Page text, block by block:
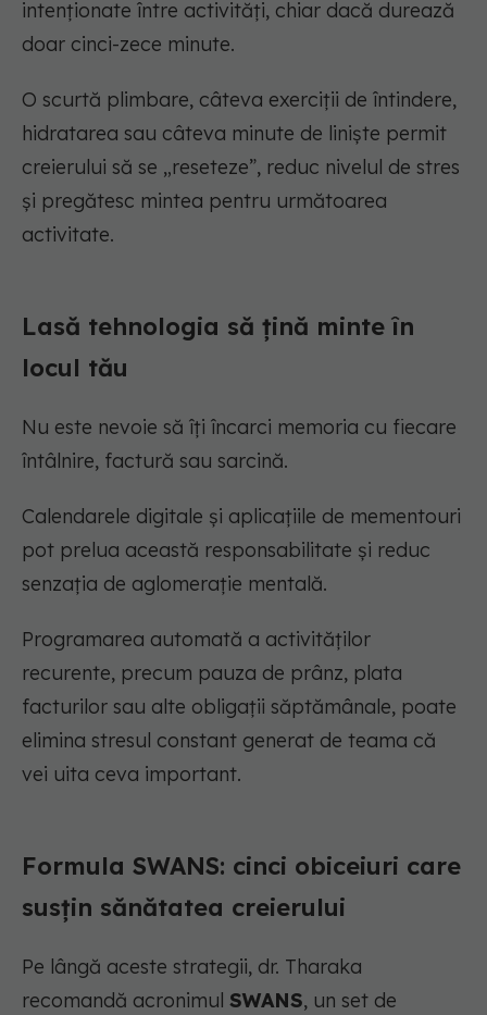
intenționate între activități, chiar dacă durează
doar cinci-zece minute.
O scurtă plimbare, câteva exerciții de întindere,
hidratarea sau câteva minute de liniște permit
creierului să se „reseteze”, reduc nivelul de stres
și pregătesc mintea pentru următoarea
activitate.
Lasă tehnologia să țină minte în
locul tău
Nu este nevoie să îți încarci memoria cu fiecare
întâlnire, factură sau sarcină.
Calendarele digitale și aplicațiile de mementouri
pot prelua această responsabilitate și reduc
senzația de aglomerație mentală.
Programarea automată a activităților
recurente, precum pauza de prânz, plata
facturilor sau alte obligații săptămânale, poate
elimina stresul constant generat de teama că
vei uita ceva important.
Formula SWANS: cinci obiceiuri care
susțin sănătatea creierului
Pe lângă aceste strategii, dr. Tharaka
recomandă acronimul SWANS, un set de